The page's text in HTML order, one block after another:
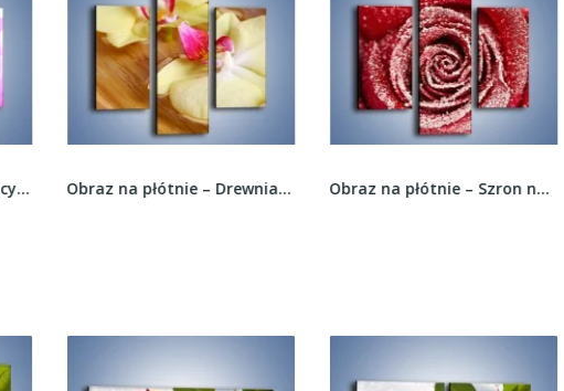
Obraz na płótnie – Budzący dzień w różowym... Obraz na płótnie – Drewniana łódeczka z... Obraz na płótnie – Szron na różanych płatkach –...